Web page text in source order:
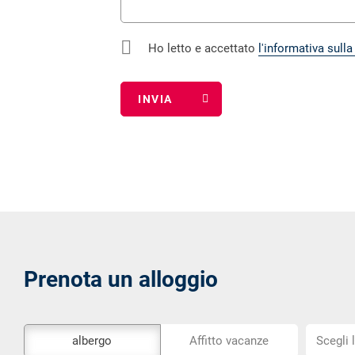
Ho letto e accettato l'informativa sulla
obbligatorio
Prenota un alloggio
albergo Affitto vacanze
Scegli
Scegli